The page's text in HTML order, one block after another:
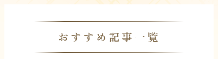
おすすめ記事一覧